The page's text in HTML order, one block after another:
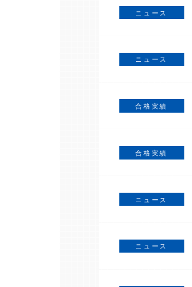
ニュース
ニュース
合格実績
合格実績
ニュース
ニュース